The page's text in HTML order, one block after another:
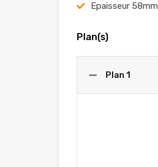
Epaisseur 58mm
Plan(s)
Plan 1